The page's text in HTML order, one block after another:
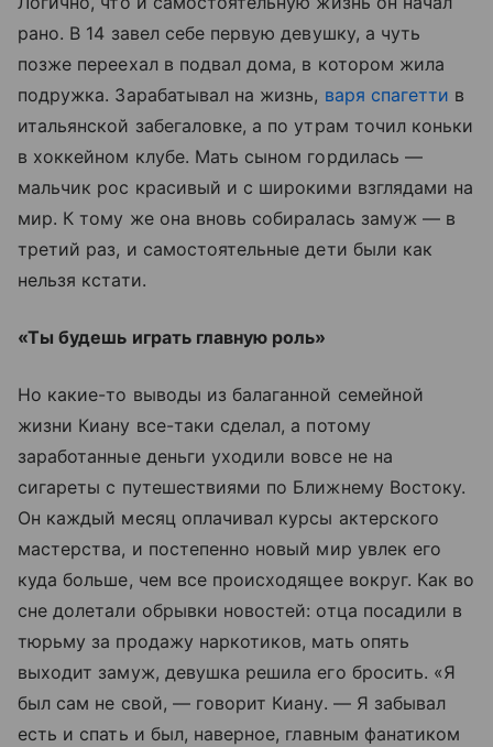
рано. В 14 завел себе первую девушку, а чуть
позже переехал в подвал дома, в котором жила
подружка. Зарабатывал на жизнь, варя спагетти в
итальянской забегаловке, а по утрам точил коньки
в хоккейном клубе. Мать сыном гордилась —
мальчик рос красивый и с широкими взглядами на
мир. К тому же она вновь собиралась замуж — в
третий раз, и самостоятельные дети были как
нельзя кстати.
«Ты будешь играть главную роль»
Но какие-то выводы из балаганной семейной
жизни Киану все-таки сделал, а потому
заработанные деньги уходили вовсе не на
сигареты с путешествиями по Ближнему Востоку.
Он каждый месяц оплачивал курсы актерского
мастерства, и постепенно новый мир увлек его
куда больше, чем все происходящее вокруг. Как во
сне долетали обрывки новостей: отца посадили в
тюрьму за продажу наркотиков, мать опять
выходит замуж, девушка решила его бросить. «Я
был сам не свой, — говорит Киану. — Я забывал
есть и спать и был, наверное, главным фанатиком